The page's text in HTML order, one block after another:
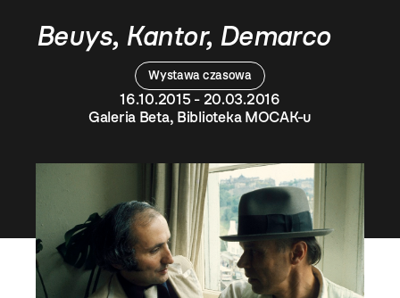
Wystawa czasowa
16.10.2015 - 20.03.2016
Galeria Beta, Biblioteka MOCAK-u
Beuys, Kantor, Demarco